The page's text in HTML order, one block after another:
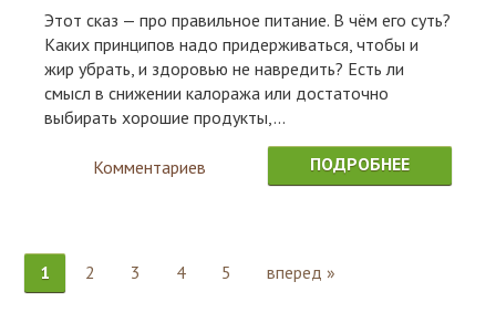
Этот сказ — про правильное питание. В чём его суть?
Каких принципов надо придерживаться, чтобы и
жир убрать, и здоровью не навредить? Есть ли
смысл в снижении калоража или достаточно
выбирать хорошие продукты,...
Комментариев ПОДРОБНЕЕ
1 2 3 4 5 вперед »